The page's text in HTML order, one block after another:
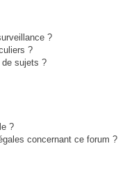
?
?
sujets ?
?
concernant ce forum ?